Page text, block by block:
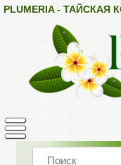
PLUMERIA -